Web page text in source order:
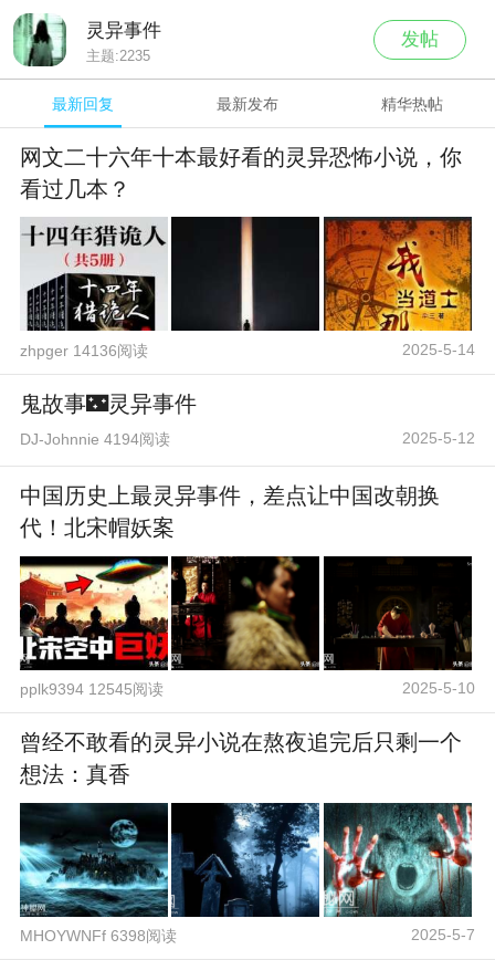
灵异事件
主题:2235
发帖
最新回复 最新发布 精华热帖
网文二十六年十本最好看的灵异恐怖小说，你
看过几本？
zhpger 14136阅读 2025-5-14
鬼故事🌃灵异事件
DJ-Johnnie 4194阅读 2025-5-12
中国历史上最灵异事件，差点让中国改朝换
代！北宋帽妖案
pplk9394 12545阅读 2025-5-10
曾经不敢看的灵异小说在熬夜追完后只剩一个
想法：真香
MHOYWNFf 6398阅读 2025-5-7